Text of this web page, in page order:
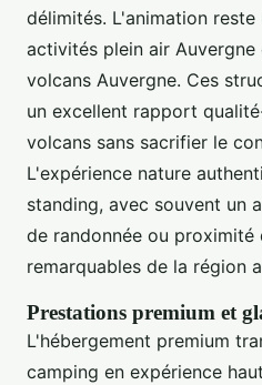
délimités. L'animation
activités plein air Auvergne
volcans Auvergne. Ces
un excellent rapport
volcans sans sacrifier le
L'expérience nature
standing, avec souvent un
de randonnée ou proximité
remarquables de la région
Prestations premium et
L'hébergement premium
camping en expérience